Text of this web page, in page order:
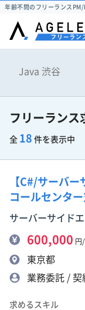
年齢不問のフリーランス
フリーランス
全 18 件を表示中
【C#/サーバ
コールセンタ
サーバーサイド
600,000 円
東京都
業務委託 / 契
求めるスキル